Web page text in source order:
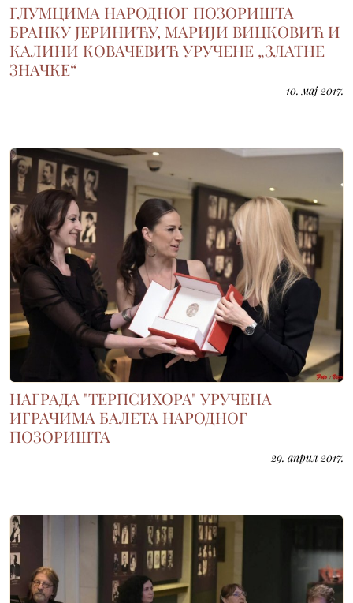
ГЛУМЦИМА НАРОДНОГ ПОЗОРИШТА
БРАНКУ ЈЕРИНИЋУ, МАРИЈИ ВИЦКОВИЋ И
КАЛИНИ КОВАЧЕВИЋ УРУЧЕНЕ „ЗЛАТНЕ
ЗНАЧКЕ“
10. мај 2017.
НАГРАДА "ТЕРПСИХОРА" УРУЧЕНА
ИГРАЧИМА БАЛЕТА НАРОДНОГ
ПОЗОРИШТА
29. април 2017.